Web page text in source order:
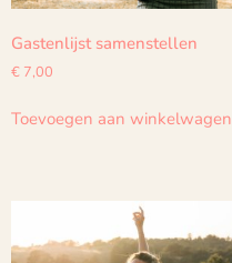
Gastenlijst samenstellen
€ 7,00
Toevoegen aan winkelwagen